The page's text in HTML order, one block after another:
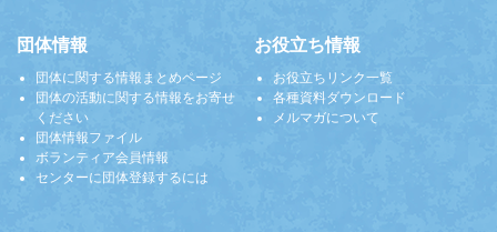
団体情報
団体に関する情報まとめページ
団体の活動に関する情報をお寄せ
ください
団体情報ファイル
ボランティア会員情報
センターに団体登録するには
お役立ち情報
お役立ちリンク一覧
各種資料ダウンロード
メルマガについて